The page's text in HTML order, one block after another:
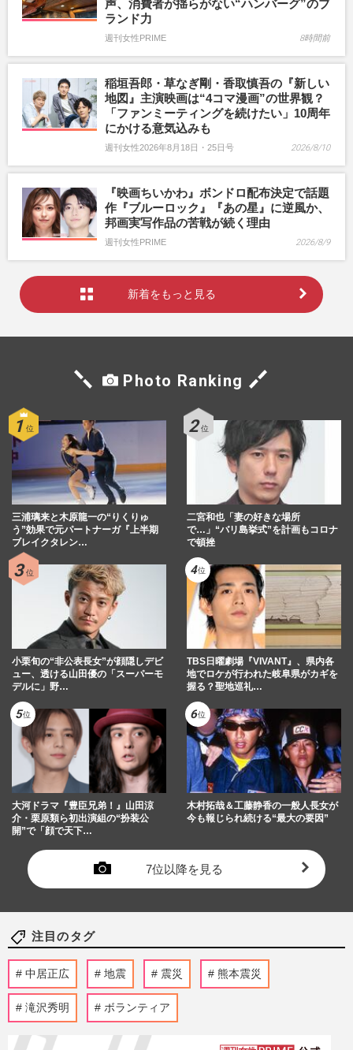
声、消費者が揺らがない“ハンバーグ”のブ
ランド力
週刊女性PRIME 8時間前
稲垣吾郎・草なぎ剛・香取慎吾の『新しい
地図』主演映画は“4コマ漫画”の世界観？
「ファンミーティングを続けたい」10周年
にかける意気込みも
週刊女性2026年8月18日・25日号 2026/8/10
『映画ちいかわ』ボンドロ配布決定で話題
作『ブルーロック』『あの星』に逆風か、
邦画実写作品の苦戦が続く理由
週刊女性PRIME 2026/8/9
新着をもっと見る
Photo Ranking
三浦璃来と木原龍一の“りくりゅ
う”効果で元パートナーガ『上半期
ブレイクタレン…
二宮和也「妻の好きな場所
で…」“バリ島挙式”を計画もコロナ
で頓挫
小栗旬の“非公表長女”が顔隠しデビ
ュー、透ける山田優の「スーパーモ
デルに」野…
TBS日曜劇場『VIVANT』、県内各
地でロケが行われた岐阜県がカギを
握る？聖地巡礼…
大河ドラマ『豊臣兄弟！』山田涼
介・栗原類ら初出演組の“扮装公
開”で「顔で天下…
木村拓哉＆工藤静香の一般人長女が
今も報じられ続ける“最大の要因”
7位以降を見る
注目のタグ
中居正広 地震 震災 熊本震災
滝沢秀明 ボランティア